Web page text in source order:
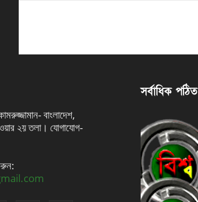
বাংলাদেশ,
২য় তলা। যোগাযোগ-
সর্বাধিক পঠিত